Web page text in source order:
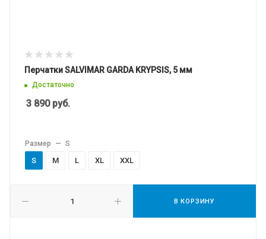
Перчатки SALVIMAR GARDA KRYPSIS, 5 мм
Достаточно
3 890руб.
В КОРЗИНУ
Размер — S
S M L XL XXL